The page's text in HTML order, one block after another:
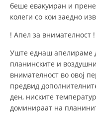
СОЦИЈАЛНО
ПРОЕКТИ –
беше евакуиран и
колеги со кои заедно
! Апел за внимателност !
Уште еднаш апелираме
планинските и
внимателност во овој
предвид
ден, ниските
доминираат на